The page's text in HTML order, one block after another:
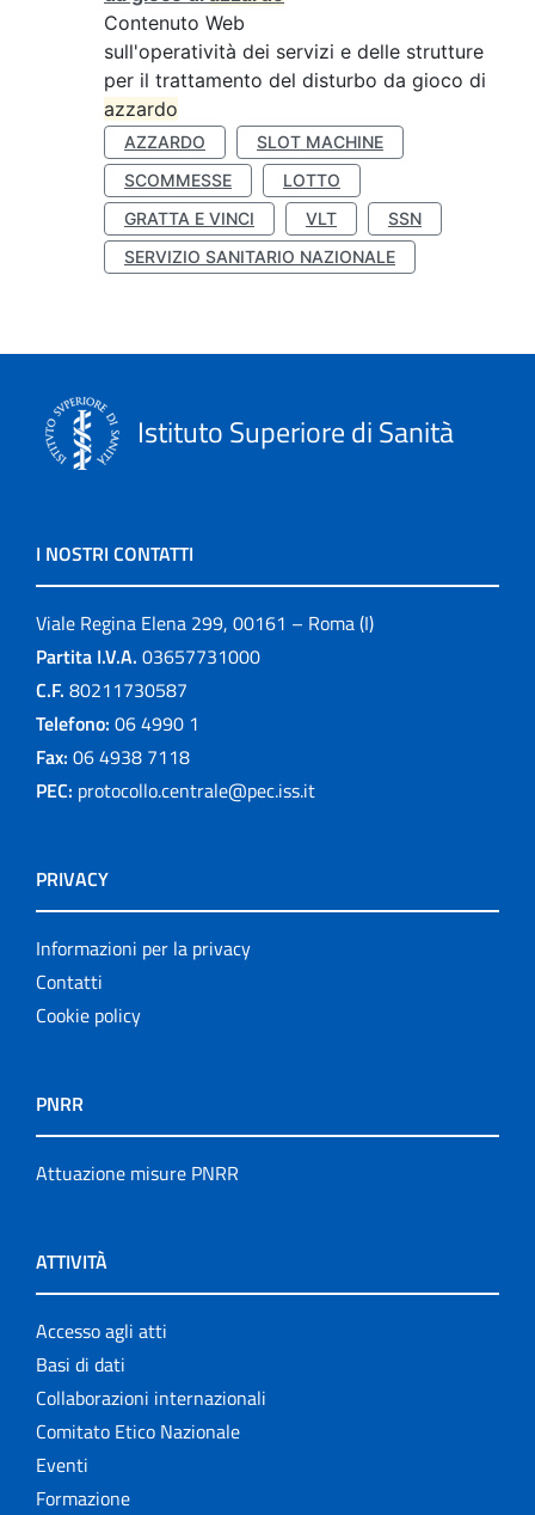
Contenuto Web
sull'operatività dei servizi e delle strutture
per il trattamento del disturbo da gioco di
azzardo
AZZARDO
SLOT MACHINE
SCOMMESSE
LOTTO
GRATTA E VINCI
VLT
SSN
SERVIZIO SANITARIO NAZIONALE
Istituto Superiore di Sanità
I NOSTRI CONTATTI
Viale Regina Elena 299, 00161 – Roma (I)
Partita I.V.A. 03657731000
C.F. 80211730587
Telefono: 06 4990 1
Fax: 06 4938 7118
PEC: protocollo.centrale@pec.iss.it
PRIVACY
Informazioni per la privacy
Contatti
Cookie policy
PNRR
Attuazione misure PNRR
ATTIVITÀ
Accesso agli atti
Basi di dati
Collaborazioni internazionali
Comitato Etico Nazionale
Eventi
Formazione